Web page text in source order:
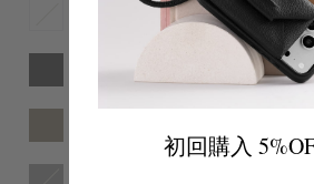
初回購入